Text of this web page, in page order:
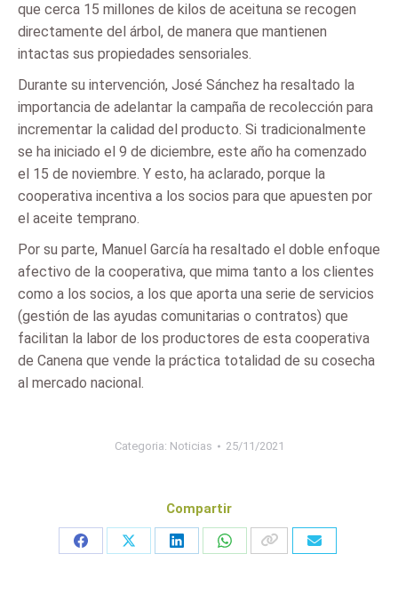
que cerca 15 millones de kilos de aceituna se recogen
directamente del árbol, de manera que mantienen
intactas sus propiedades sensoriales.
Durante su intervención, José Sánchez ha resaltado la
importancia de adelantar la campaña de recolección para
incrementar la calidad del producto. Si tradicionalmente
se ha iniciado el 9 de diciembre, este año ha comenzado
el 15 de noviembre. Y esto, ha aclarado, porque la
cooperativa incentiva a los socios para que apuesten por
el aceite temprano.
Por su parte, Manuel García ha resaltado el doble enfoque
afectivo de la cooperativa, que mima tanto a los clientes
como a los socios, a los que aporta una serie de servicios
(gestión de las ayudas comunitarias o contratos) que
facilitan la labor de los productores de esta cooperativa
de Canena que vende la práctica totalidad de su cosecha
al mercado nacional.
Categoria: Noticias 25/11/2021
Compartir
Share
Share
Share
Share